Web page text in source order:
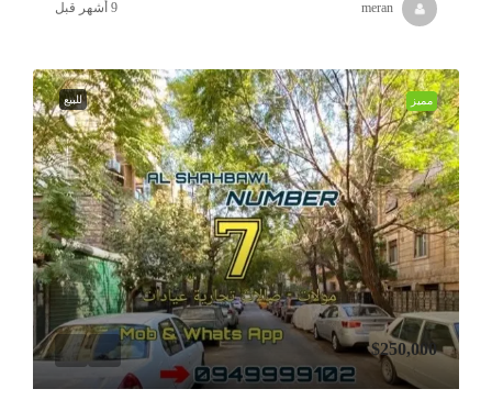
meran
مميز للبيع
$250,000